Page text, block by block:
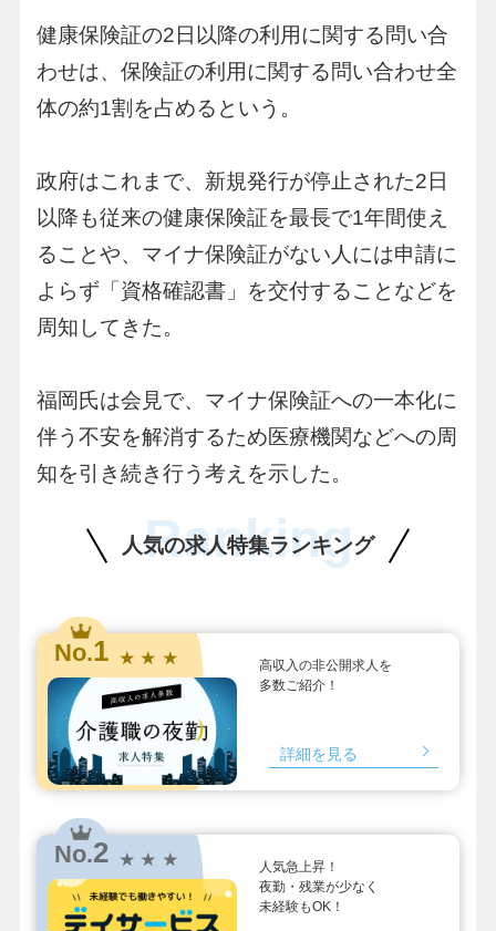
健康保険証の2日以降の利用に関する問い合
わせは、保険証の利用に関する問い合わせ全
体の約1割を占めるという。
政府はこれまで、新規発行が停止された2日
以降も従来の健康保険証を最長で1年間使え
ることや、マイナ保険証がない人には申請に
よらず「資格確認書」を交付することなどを
周知してきた。
福岡氏は会見で、マイナ保険証への一本化に
伴う不安を解消するため医療機関などへの周
知を引き続き行う考えを示した。
人気の求人特集ランキング
Ranking
No.1 ★ ★ ★
高収入の非公開求人を
多数ご紹介！
詳細を見る
No.2 ★ ★ ★
人気急上昇！
夜勤・残業が少なく
未経験もOK！